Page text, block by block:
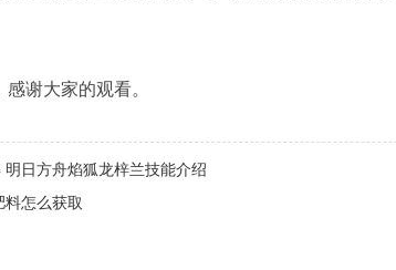
谢大家的观看。
日方舟焰狐龙梓兰技能介绍
怎么获取